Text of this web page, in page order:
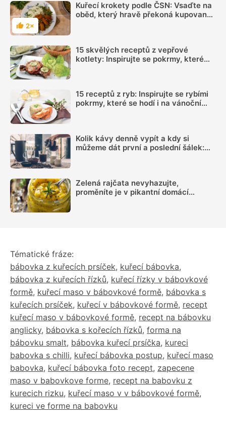
Hodnocení
2×
Kuřecí krokety podle ČSN: Vsaďte na
oběd, který hravě překoná kupované
15 skvělých receptů z vepřové
kotlety: Inspirujte se pokrmy, které
15 receptů z ryb: Inspirujte se rybími
pokrmy, které se hodí i na vánoční
Kolik kávy denně vypít a kdy si
můžeme dát první a poslední šálek:
Zelená rajčata nevyhazujte,
proměníte je v pikantní domácí
Tématické fráze:
bábovka z kuřecích prsíček, kuřecí bábovka,
bábovka z kuřecích řízků, kuřecí řízky v bábovkové
formě, kuřecí maso v bábovkové formě, bábovka s
kuřecích prsíček, kuřecí v bábovkové formě, recept
kuřecí maso v bábovkové formě, recept na bábovku
anglicky, bábovka s kořecích řízků, forma na
bábovku smalt, bábovka kuřecí prsíčka, kureci
babovka s chilli, kuřecí bábovka postup, kuřecí maso
babovka, kuřecí bábovka foto recept, zapecene
maso v babovkove forme, recept na babovku z
kurecich rizku, kuřecí maso v v bábovkové formě,
kureci ve forme na babovku